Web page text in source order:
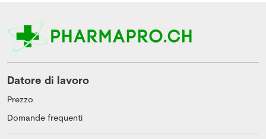
Datore di lavoro
Prezzo
Domande frequenti